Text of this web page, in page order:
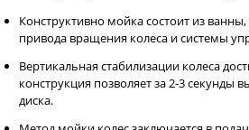
Конструктивно мойка состоит из
привода вращения колеса и системы
Вертикальная стабилизации колеса
конструкция позволяет за 2-3
диска.